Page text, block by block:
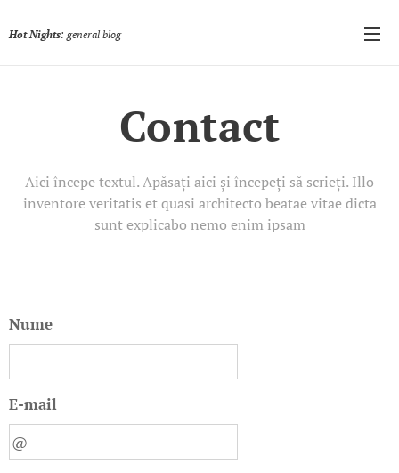
Hot Nights: general blog
Contact
Aici începe textul. Apăsați aici și începeți să scrieți. Illo
inventore veritatis et quasi architecto beatae vitae dicta
sunt explicabo nemo enim ipsam
Nume
E-mail